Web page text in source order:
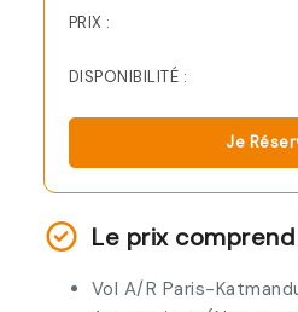
PRIX :
DISPONIBILITÉ :
Je
Le prix comprend
Vol A/R Paris-